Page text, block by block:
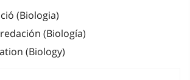
(Biologia)
(Biología)
(Biology)